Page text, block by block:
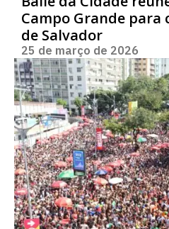
Campo Grande para
de Salvador
25 de março de 2026